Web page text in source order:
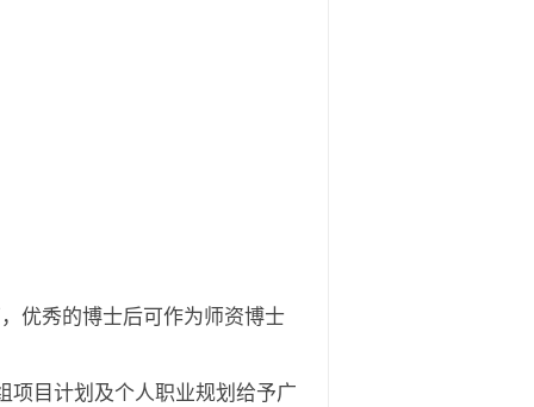
优秀的博士后可作为师资博士
项目计划及个人职业规划给予广